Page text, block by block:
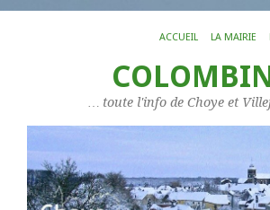
ACCUEIL LA MAIRIE
… toute l'info de Choye et